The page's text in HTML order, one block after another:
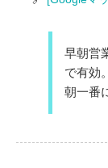
早朝営
で有効
朝一番